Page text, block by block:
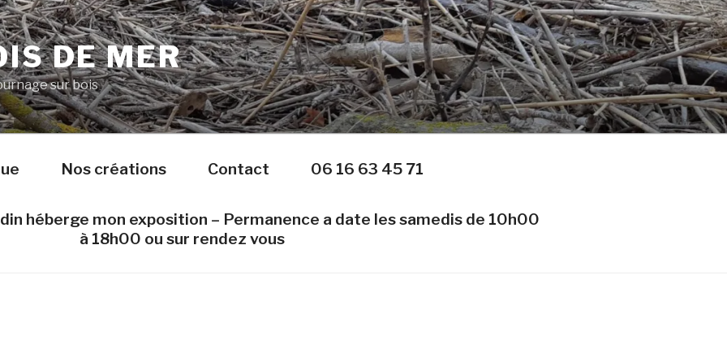
DE MER
sur bois
Nos créations Contact 06 16 63 45 71
héberge mon exposition – Permanence a date les samedis de 10h00
à 18h00 ou sur rendez vous